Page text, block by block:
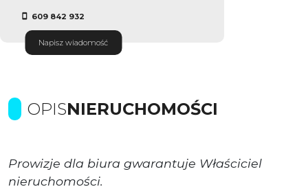
609 842 932
Napisz wiadomość
OPISNIERUCHOMOŚCI
Prowizje dla biura gwarantuje Właściciel
nieruchomości.